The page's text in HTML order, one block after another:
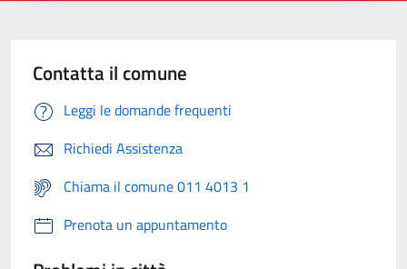
Contatta il comune
Leggi le domande frequenti
Richiedi Assistenza
Chiama il comune 011 4013 1
Prenota un appuntamento